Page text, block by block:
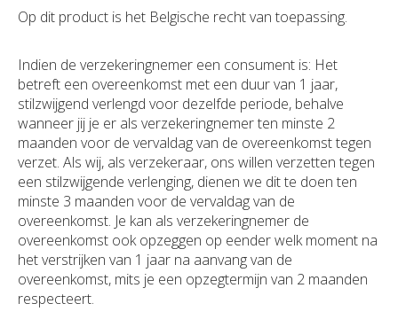
Op dit product is het Belgische recht van toepassing.
Indien de verzekeringnemer een consument is: Het
betreft een overeenkomst met een duur van 1 jaar,
stilzwijgend verlengd voor dezelfde periode, behalve
wanneer jij je er als verzekeringnemer ten minste 2
maanden voor de vervaldag van de overeenkomst tegen
verzet. Als wij, als verzekeraar, ons willen verzetten tegen
een stilzwijgende verlenging, dienen we dit te doen ten
minste 3 maanden voor de vervaldag van de
overeenkomst. Je kan als verzekeringnemer de
overeenkomst ook opzeggen op eender welk moment na
het verstrijken van 1 jaar na aanvang van de
overeenkomst, mits je een opzegtermijn van 2 maanden
respecteert.